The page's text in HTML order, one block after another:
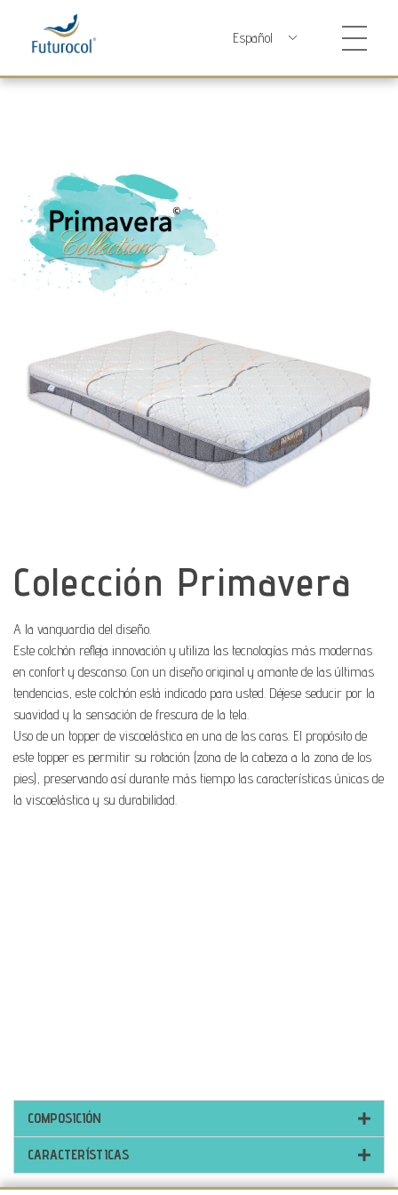
Colección Primavera
A la vanguardia del diseño.
Este colchón refleja innovación y utiliza las tecnologías más modernas
en confort y descanso. Con un diseño original y amante de las últimas
tendencias, este colchón está indicado para usted. Déjese seducir por la
suavidad y la sensación de frescura de la tela.
Uso de un topper de viscoelástica en una de las caras. El propósito de
este topper es permitir su rotación (zona de la cabeza a la zona de los
pies), preservando así durante más tiempo las características únicas de
la viscoelástica y su durabilidad.
COMPOSICIÓN
CARACTERÍSTICAS